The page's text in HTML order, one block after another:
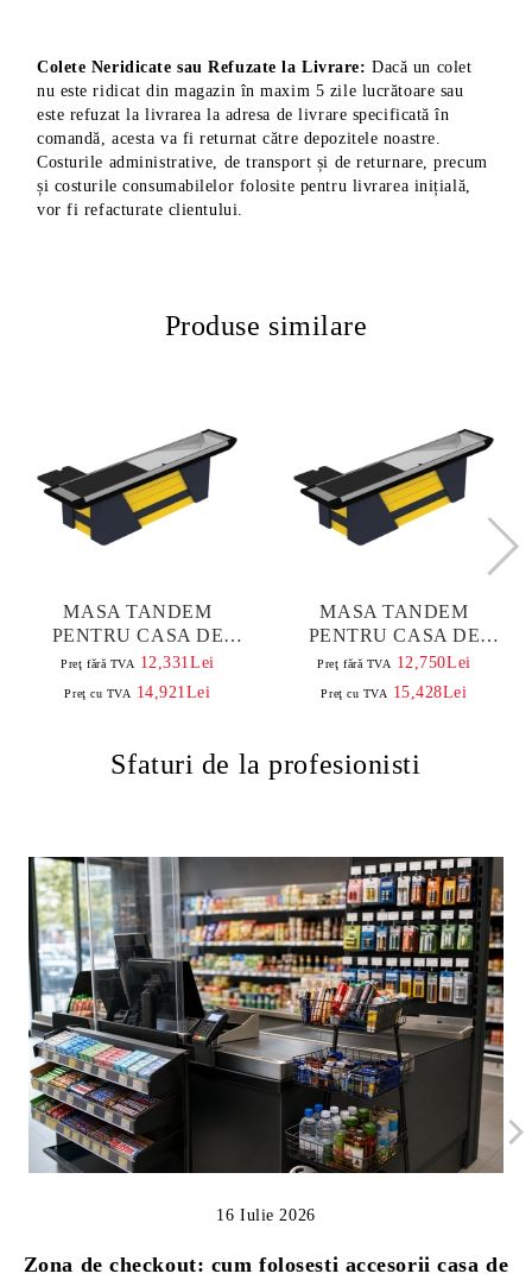
Colete Neridicate sau Refuzate la Livrare: Dacă un colet
nu este ridicat din magazin în maxim 5 zile lucrătoare sau
este refuzat la livrarea la adresa de livrare specificată în
comandă, acesta va fi returnat către depozitele noastre.
Costurile administrative, de transport și de returnare, precum
și costurile consumabilelor folosite pentru livrarea inițială,
vor fi refacturate clientului.
Produse similare
MASA TANDEM
PENTRU CASA DE
MARCAT 2,9 M, CU
BANDA SI RAMA DIN
ALUMINIU
Preţ fără TVA 12,331Lei
Preţ cu TVA 14,921Lei
MASA TANDEM
PENTRU CASA DE
MARCAT 3,1 M, CU
BANDA SI RAMA DIN
ALUMINIU
Preţ fără TVA 12,750Lei
Preţ cu TVA 15,428Lei
Sfaturi de la profesionisti
Zona de checkout: cum folosesti accesorii casa de
16 Iulie 2026